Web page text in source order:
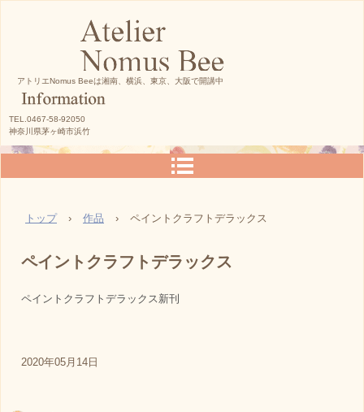
アトリエNomus Beeは湘南、横浜、東京、大阪で開講中
TEL.0467-58-92050
神奈川県茅ヶ崎市浜竹
トップ › 作品 › ペイントクラフトデラックス
ペイントクラフトデラックス
ペイントクラフトデラックス新刊
2020年05月14日